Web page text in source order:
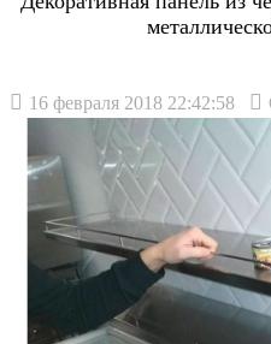
16 февраля 2018 22:42:58